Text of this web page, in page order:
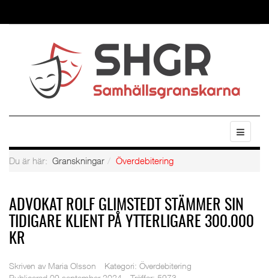
Du är här: Granskningar Överdebitering
ADVOKAT ROLF GLIMSTEDT STÄMMER SIN
TIDIGARE KLIENT PÅ YTTERLIGARE 300.000
KR
Skriven av Maria Olsson Kategori: Överdebitering